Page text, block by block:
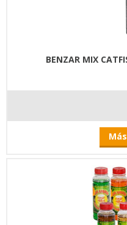
BENZAR MIX